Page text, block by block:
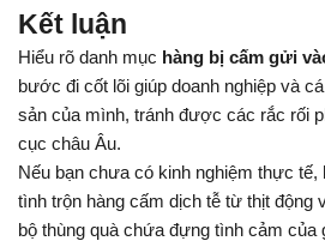
Kết luận
Hiểu rõ danh mục hàng bị cấm gửi
bước đi cốt lõi giúp doanh nghiệp và
sản của mình, tránh được các rắc rối
cục châu Âu.
Nếu bạn chưa có kinh nghiệm thực
tình trộn hàng cấm dịch tễ từ thịt động
bộ thùng quà chứa đựng tình cảm của